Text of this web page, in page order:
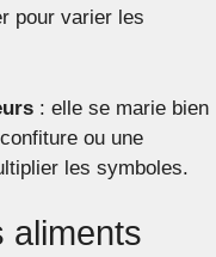
pour varier les
: elle se marie bien
ou une
les symboles.
aliments